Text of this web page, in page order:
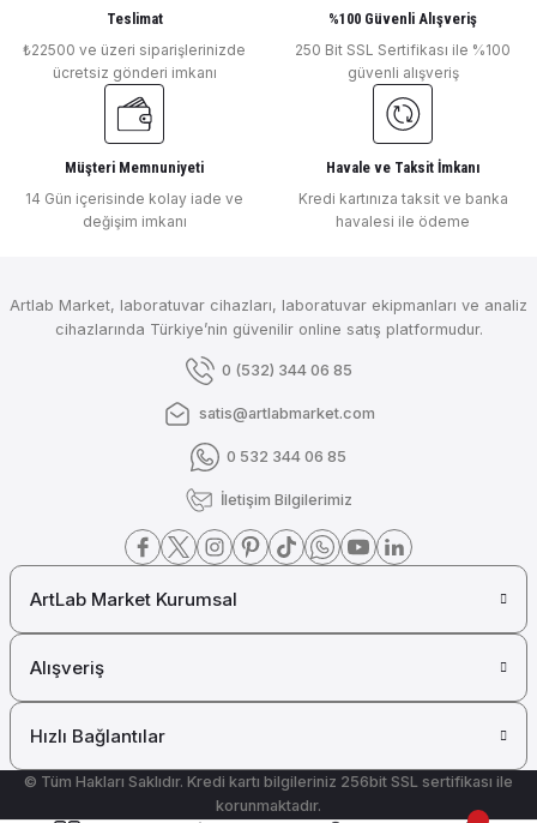
Bu ürüne benzer farklı alternatifler olmalı.
₺ 18.853
Ohaus Kalem Tipi Orp Ölçer ST10R (1000... +1000 mv 1 mv )
Milwaukee MAX Portatif pH / ORP / Sıcaklık Ölçer -2.000...20.000 pH /
Milwaukee MAX Portatif pH / ORP / Sıcaklık Ölçer -2.00...20.00 pH /
₺ 20.850
MİLWAUKEE
Milwaukee MAX pH/ORP/Sıcaklık Tezgah Ölçer MW150 MAX
Teslimat
₺22500 ve üzeri siparişlerinizde
ücretsiz gönderi imkanı
%100 Güvenli Alışveriş
250 Bit SSL Sertifikası ile %100
güvenli alışveriş
Müşteri Memnuniyeti
14 Gün içerisinde kolay iade ve
değişim imkanı
Havale ve Taksit İmkanı
Kredi kartınıza taksit ve banka
havalesi ile ödeme
Artlab Market, laboratuvar cihazları, laboratuvar ekipmanları ve analiz
cihazlarında Türkiye’nin güvenilir online satış platformudur.
0 (532) 344 06 85
satis@artlabmarket.com
0 532 344 06 85
İletişim Bilgilerimiz
ArtLab Market Kurumsal
Alışveriş
Hızlı Bağlantılar
© Tüm Hakları Saklıdır. Kredi kartı bilgileriniz 256bit SSL sertifikası ile
korunmaktadır.